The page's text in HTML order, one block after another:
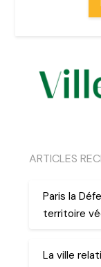
ARTICLES
Paris la
territoire
La ville